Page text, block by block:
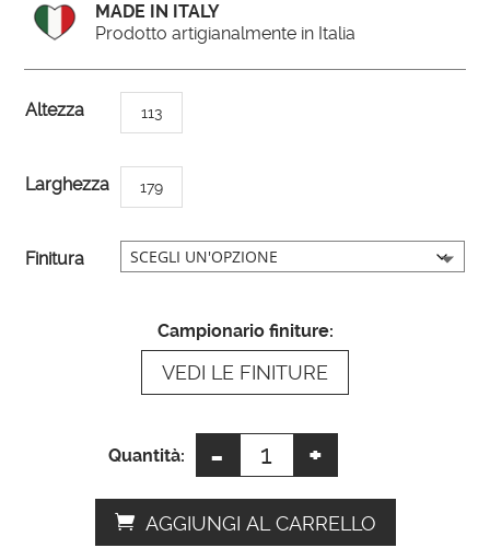
MADE IN ITALY
Prodotto artigianalmente in Italia
Altezza 113
Larghezza 179
Finitura
Campionario finiture:
VEDI LE FINITURE
Quantità: -
Specchi
da
quantità
+
AGGIUNGI AL CARRELLO
A
e
n